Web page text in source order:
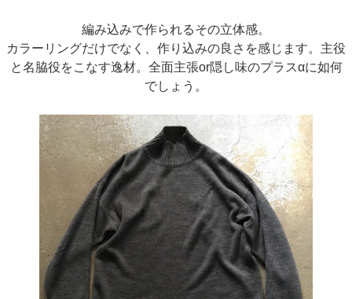
編み込みで作られるその立体感。
カラーリングだけでなく、作り込みの良さを感じます。主役
と名脇役をこなす逸材。全面主張or隠し味のプラスαに如何
でしょう。